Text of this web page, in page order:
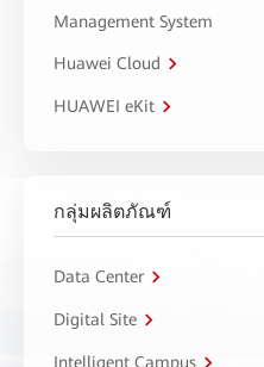
Management System
Huawei Cloud
HUAWEI eKit
กลุ่มผลิตภัณฑ์
Data Center
Digital Site
Intelligent Campus